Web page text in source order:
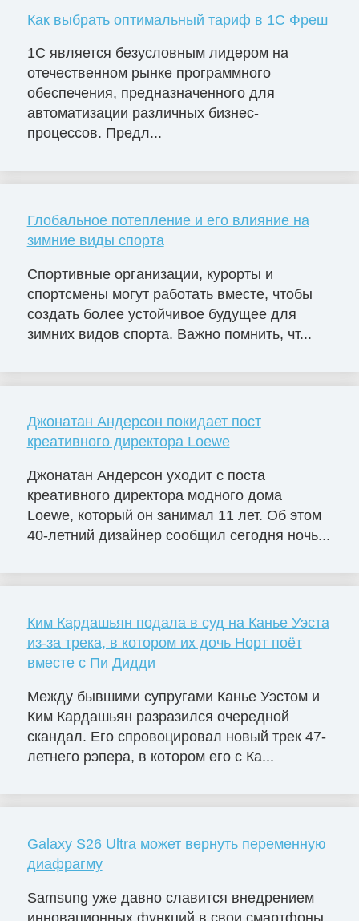
Как выбрать оптимальный тариф в 1С Фреш
1С является безусловным лидером на
отечественном рынке программного
обеспечения, предназначенного для
автоматизации различных бизнес-
процессов. Предл...
Глобальное потепление и его влияние на
зимние виды спорта
Спортивные организации, курорты и
спортсмены могут работать вместе, чтобы
создать более устойчивое будущее для
зимних видов спорта. Важно помнить, чт...
Джонатан Андерсон покидает пост
креативного директора Loewe
Джонатан Андерсон уходит с поста
креативного директора модного дома
Loewe, который он занимал 11 лет. Об этом
40-летний дизайнер сообщил сегодня ночь...
Ким Кардашьян подала в суд на Канье Уэста
из-за трека, в котором их дочь Норт поёт
вместе с Пи Дидди
Между бывшими супругами Канье Уэстом и
Ким Кардашьян разразился очередной
скандал. Его спровоцировал новый трек 47-
летнего рэпера, в котором его с Ка...
Galaxy S26 Ultra может вернуть переменную
диафрагму
Samsung уже давно славится внедрением
инновационных функций в свои смартфоны,